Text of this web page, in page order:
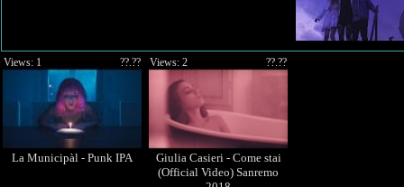
La Municipàl - Punk IPA
??.??
Views: 1
Giulia Casieri - Come stai
(Official Video) Sanremo
??.??
Views: 2